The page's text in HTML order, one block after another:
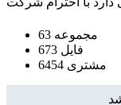
63 مجموعه
673 فایل
6454 مشتری